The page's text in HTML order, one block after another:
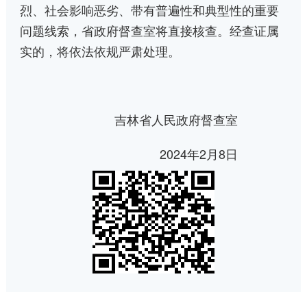
烈、社会影响恶劣、带有普遍性和典型性的重要
问题线索，省政府督查室将直接核查。经查证属
实的，将依法依规严肃处理。
吉林省人民政府督查室
2024年2月8日